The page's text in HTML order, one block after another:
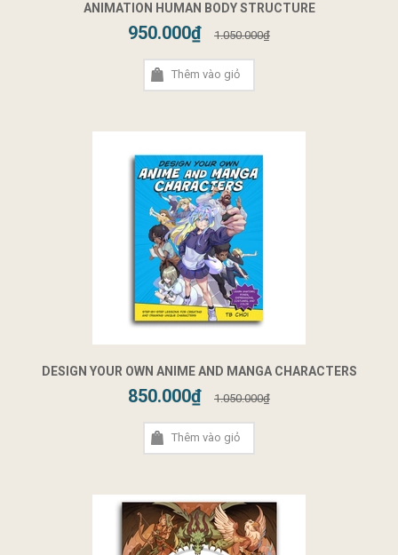
ANIMATION HUMAN BODY STRUCTURE
950.000₫ 1.050.000₫
Thêm vào giỏ
DESIGN YOUR OWN ANIME AND MANGA CHARACTERS
850.000₫ 1.050.000₫
Thêm vào giỏ